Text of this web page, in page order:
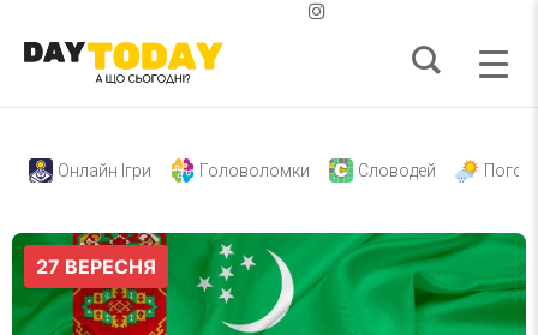
Онлайн Ігри Головоломки Словодей